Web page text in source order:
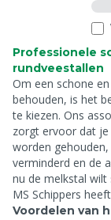
Professionele
rundveestallen
Om een schone
behouden, is het
te kiezen. Ons
zorgt ervoor dat
worden
verminderd en de
nu de melkstal
MS Schippers
Voordelen van